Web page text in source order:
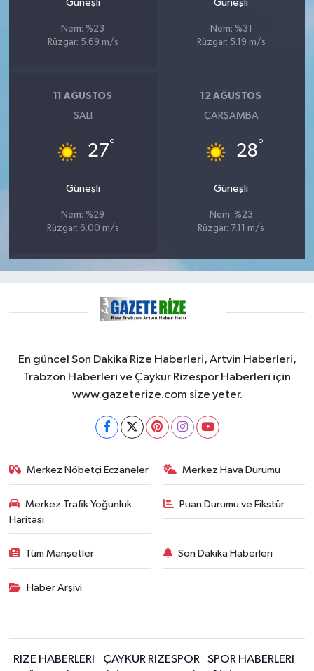
Güneşli
Nem: %23
Rüzgar: 5.69 m/s
Güneşli
Nem: %31
Rüzgar: 5.19 m/s
11 AĞUSTOS
SALI
27°
Güneşli
Nem: %29
Rüzgar: 6.00 m/s
12 AĞUSTOS
ÇARŞAMBA
28°
Güneşli
Nem: %23
Rüzgar: 7.11 m/s
En güncel Son Dakika Rize Haberleri, Artvin Haberleri,
Trabzon Haberleri ve Çaykur Rizespor Haberleri için
www.gazeterize.com size yeter.
Merkez Nöbetçi Eczaneler Merkez Hava Durumu
Merkez Trafik Yoğunluk
Haritası
Puan Durumu ve Fikstür
Tüm Manşetler Son Dakika Haberleri
Haber Arşivi
RİZE HABERLERİ ÇAYKUR RİZESPOR SPOR HABERLERİ
YAŞAM
Yerel Haberler